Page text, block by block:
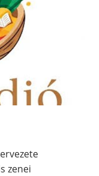
zenei